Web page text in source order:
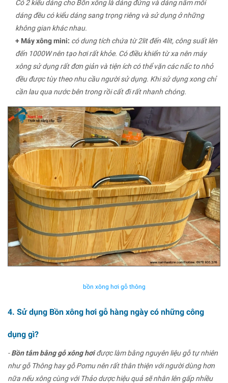
Có 2 kiểu dáng cho Bồn xông là dáng đứng và dáng nằm mỗi
dáng đều có kiểu dáng sang trọng riêng và sử dụng ở những
không gian khác nhau.
+ Máy xông mini: có dung tích chứa từ 2lit đến 4lit, công suất lên
đến 1000W nên tạo hơi rất khỏe. Có điều khiển từ xa nên máy
xông sử dụng rất đơn giản và tiện ích có thể vặn các nấc to nhỏ
đều được tùy theo nhu cầu người sử dụng. Khi sử dụng xong chỉ
cần lau qua nước bên trong rồi cất đi rất nhanh chóng.
bồn xông hơi gỗ thông
4. Sử dụng Bồn xông hơi gỗ hàng ngày có những công
dụng gì?
-Bồn tắm bằng gỗ xông hơiđược làm bằng nguyên liệu gỗ tự nhiên
như gỗ Thông hay gỗ Pomu nên rất thân thiện với người dùng hơn
nữa nếu xông cùng với Thảo dược hiệu quả sẽ nhân lên gấp nhiều